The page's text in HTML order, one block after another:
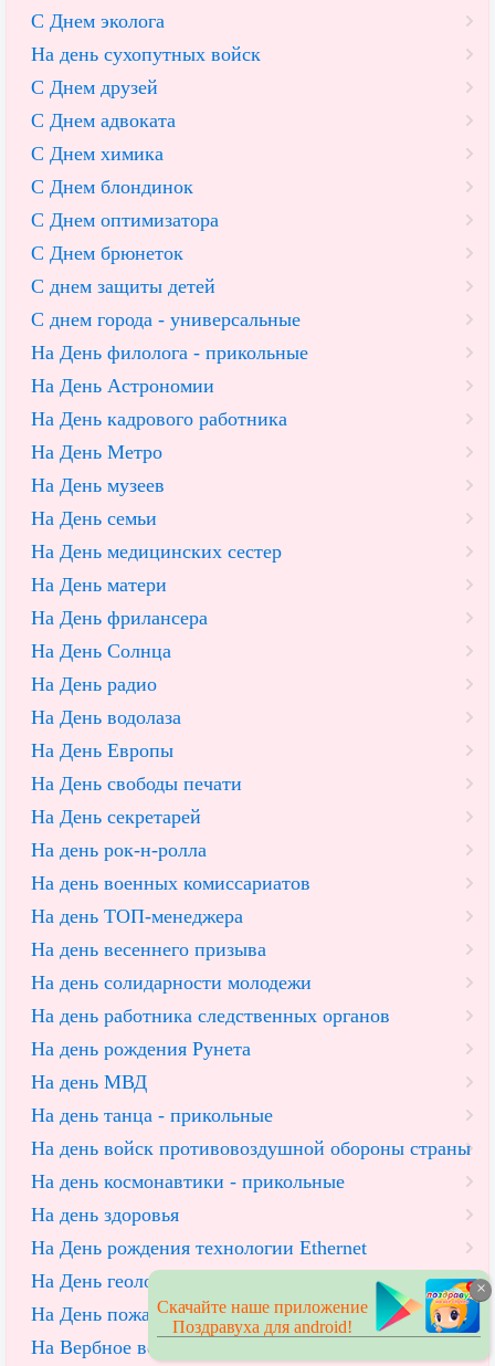
С Днем эколога
На день сухопутных войск
С Днем друзей
С Днем адвоката
С Днем химика
С Днем блондинок
С Днем оптимизатора
С Днем брюнеток
С днем защиты детей
С днем города - универсальные
На День филолога - прикольные
На День Астрономии
На День кадрового работника
На День Метро
На День музеев
На День семьи
На День медицинских сестер
На День матери
На День фрилансера
На День Солнца
На День радио
На День водолаза
На День Европы
На День свободы печати
На День секретарей
На день рок-н-ролла
На день военных комиссариатов
На день ТОП-менеджера
На день весеннего призыва
На день солидарности молодежи
На день работника следственных органов
На день рождения Рунета
На день МВД
На день танца - прикольные
На день войск противовоздушной обороны страны
На день космонавтики - прикольные
На день здоровья
На День рождения технологии Ethernet
На День геолога
На День пожарника
На Вербное воскресение
×
Скачайте наше приложение
Поздравуха для android!